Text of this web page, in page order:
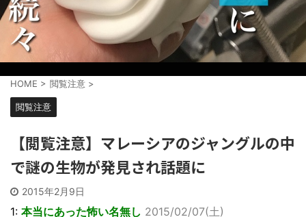
HOME > 閲覧注意 >
閲覧注意
【閲覧注意】マレーシアのジャングルの中
で謎の生物が発見され話題に
2015年2月9日
1: 本当にあった怖い名無し 2015/02/07(土)